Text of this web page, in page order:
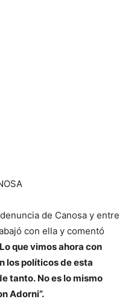
de Canosa y entre
con ella y comentó
que vimos ahora con
los políticos de esta
tanto. No es lo mismo
Adorni”.